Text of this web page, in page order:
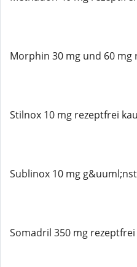
Morphin 30 mg und 60 mg
Stilnox 10 mg rezeptfrei
Sublinox 10 mg
Somadril 350 mg